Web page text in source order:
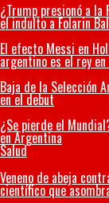
¿Trump presionó a la
el indulto a Folarin
El efecto Messi en
argentino es el rey
Baja de la Selección
en el debut
¿Se pierde el
en Argentina
Salud
Veneno de abeja
científico que